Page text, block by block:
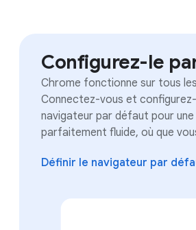
Configurez-le
Chrome fonctionne sur tous
Connectez-vous et
navigateur par défaut pour
parfaitement fluide, où que
Définir le navigateur par